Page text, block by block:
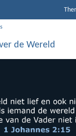
de Wereld